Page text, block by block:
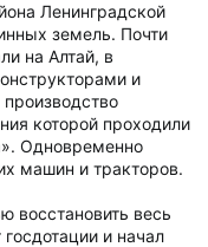
Ленинградской
земель. Почти
на Алтай, в
и
которой проходили
Одновременно
машин и тракторов.
восстановить весь
и начал